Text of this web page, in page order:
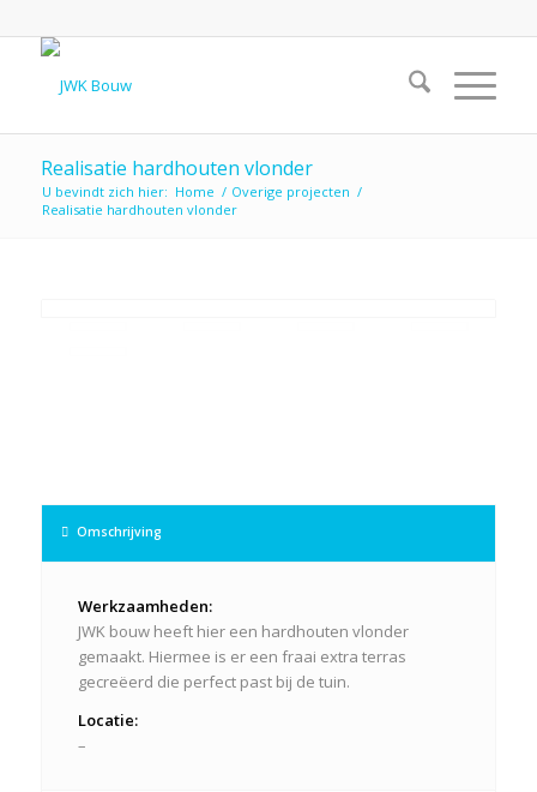
Realisatie hardhouten vlonder
U bevindt zich hier: Home / Overige projecten /
Realisatie hardhouten vlonder
Omschrijving
Werkzaamheden:
JWK bouw heeft hier een hardhouten vlonder
gemaakt. Hiermee is er een fraai extra terras
gecreëerd die perfect past bij de tuin.
Locatie:
–